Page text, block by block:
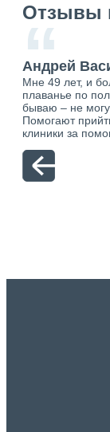
Отзывы
“
Андрей
Мне 49 лет, и
плаванье по
бываю – не
Помогают
клиники за